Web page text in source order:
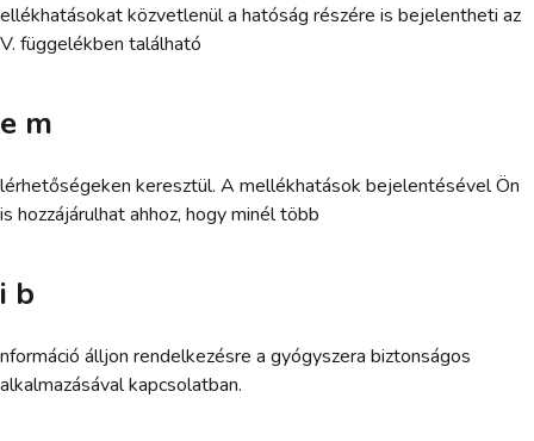
ellékhatásokat közvetlenül a hatóság részére is bejelentheti az
V. függelékben található
e m
lérhetőségeken keresztül. A mellékhatások bejelentésével Ön
is hozzájárulhat ahhoz, hogy minél több
i b
nformáció álljon rendelkezésre a gyógyszera biztonságos
alkalmazásával kapcsolatban.